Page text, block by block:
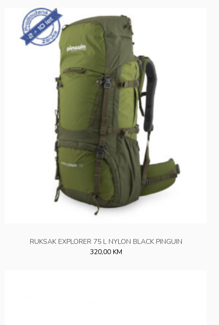
RUKSAK EXPLORER 75 L NYLON BLACK PINGUIN
320,00 KM